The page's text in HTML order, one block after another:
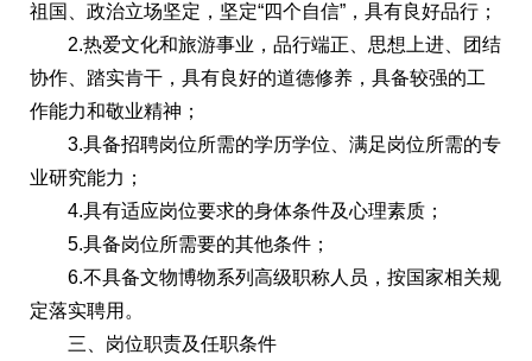
祖国、政治立场坚定，坚定“四个自信”，具有良好品行；
2.热爱文化和旅游事业，品行端正、思想上进、团结
协作、踏实肯干，具有良好的道德修养，具备较强的工
作能力和敬业精神；
3.具备招聘岗位所需的学历学位、满足岗位所需的专
业研究能力；
4.具有适应岗位要求的身体条件及心理素质；
5.具备岗位所需要的其他条件；
6.不具备文物博物系列高级职称人员，按国家相关规
定落实聘用。
三、岗位职责及任职条件